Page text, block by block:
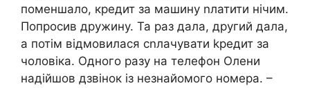
поменшало, кредит за машину nлатити нічим.
Попросив дружину. Та раз дала, другий дала,
а потім відмовилася сnлачувати kредит за
чоловіка. Одного разу на телефон Олени
надійшов дзвінок із незнайомого номера. –